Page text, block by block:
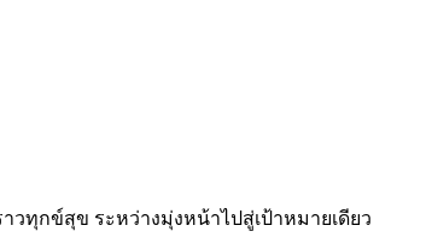
วทุกข์สุข ระหว่างมุ่งหน้าไปสู่เป้าหมายเดียว